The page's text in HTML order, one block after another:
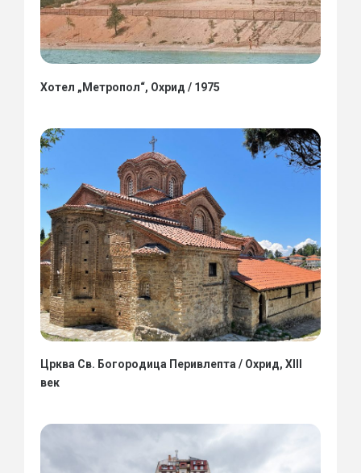
Хотел „Метропол“, Охрид / 1975
Црква Св. Богородица Перивлепта / Охрид, XIII
век